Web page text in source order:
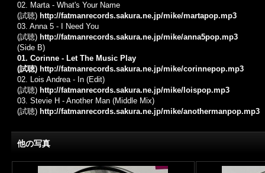
02. Marta - What's Your Name
(試聴) http://fatmanrecords.sakura.ne.jp/mike/martapop.mp3
03. Anna 5 - I Need You
(試聴) http://fatmanrecords.sakura.ne.jp/mike/anna5pop.mp3
(Side B)
01. Corinne - Let The Music Play
(試聴) http://fatmanrecords.sakura.ne.jp/mike/corinnepop.mp3
02. Lois Andrea - In (Edit)
(試聴) http://fatmanrecords.sakura.ne.jp/mike/loispop.mp3
03. Stevie H - Another Man (Middle Mix)
(試聴) http://fatmanrecords.sakura.ne.jp/mike/anothermanpop.mp3
他の写真